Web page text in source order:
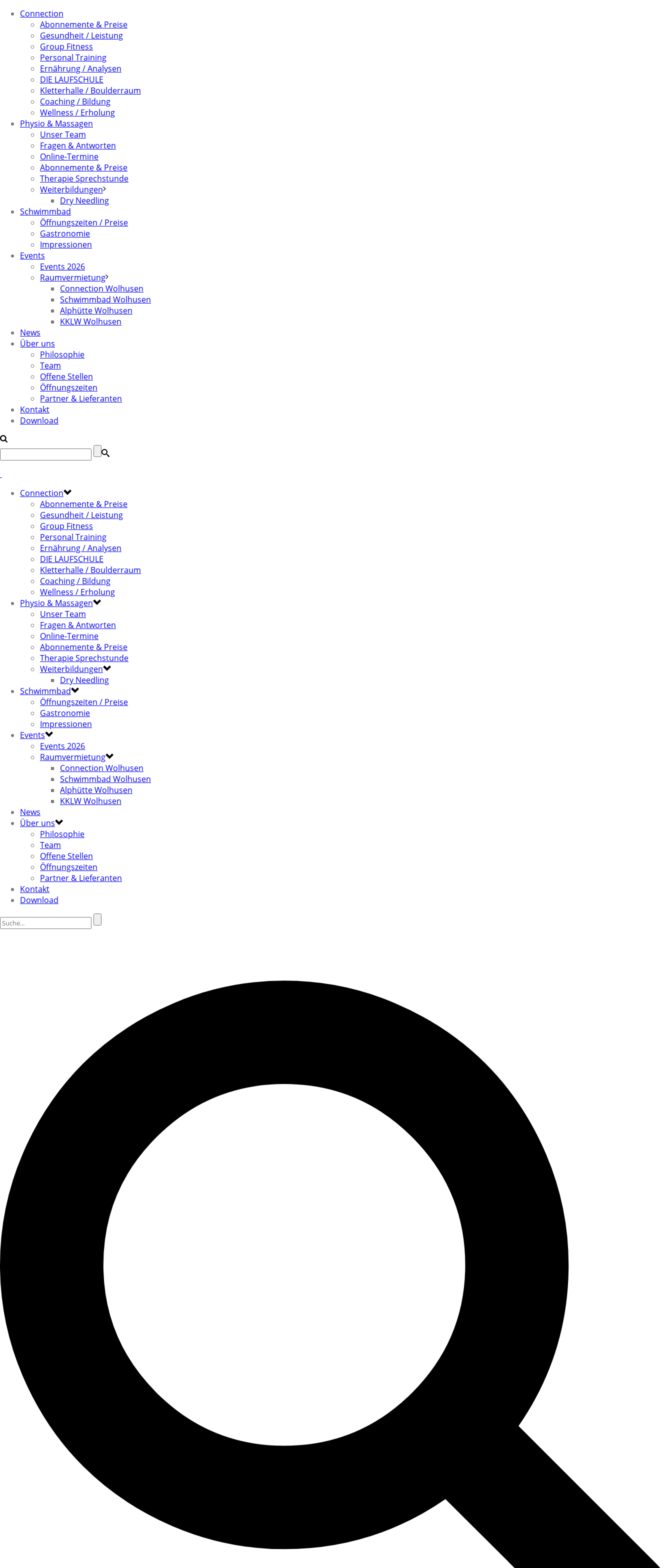
Connection
Abonnemente & Preise
Gesundheit / Leistung
Group Fitness
Personal Training
Ernährung / Analysen
DIE LAUFSCHULE
Kletterhalle / Boulderraum
Coaching / Bildung
Wellness / Erholung
Physio & Massagen
Unser Team
Fragen & Antworten
Online-Termine
Abonnemente & Preise
Therapie Sprechstunde
Weiterbildungen
Dry Needling
Schwimmbad
Öffnungszeiten / Preise
Gastronomie
Impressionen
Events
Events 2026
Raumvermietung
Connection Wolhusen
Schwimmbad Wolhusen
Alphütte Wolhusen
KKLW Wolhusen
News
Über uns
Philosophie
Team
Offene Stellen
Öffnungszeiten
Partner & Lieferanten
Kontakt
Download
Connection
Abonnemente & Preise
Gesundheit / Leistung
Group Fitness
Personal Training
Ernährung / Analysen
DIE LAUFSCHULE
Kletterhalle / Boulderraum
Coaching / Bildung
Wellness / Erholung
Physio & Massagen
Unser Team
Fragen & Antworten
Online-Termine
Abonnemente & Preise
Therapie Sprechstunde
Weiterbildungen
Dry Needling
Schwimmbad
Öffnungszeiten / Preise
Gastronomie
Impressionen
Events
Events 2026
Raumvermietung
Connection Wolhusen
Schwimmbad Wolhusen
Alphütte Wolhusen
KKLW Wolhusen
News
Über uns
Philosophie
Team
Offene Stellen
Öffnungszeiten
Partner & Lieferanten
Kontakt
Download